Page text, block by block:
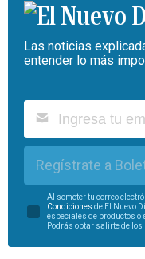
Las noticias
entender lo más
Regístrate a
Al someter tu correo
Condiciones de El Nuevo
especiales de productos o
Podrás optar salirte de los